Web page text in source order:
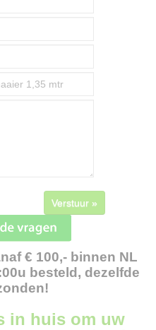
Verstuur »
€ 100,- binnen NL
besteld, dezelfde
in huis om uw